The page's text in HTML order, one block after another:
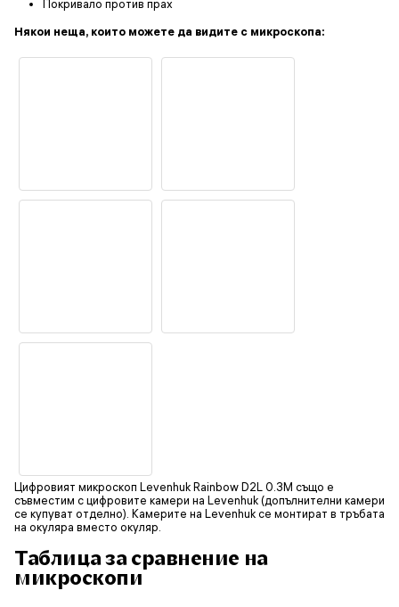
Покривало против прах
Някои неща, които можете да видите с микроскопа:
Цифровият микроскоп Levenhuk Rainbow D2L 0.3M също е
съвместим с цифровите камери на Levenhuk (допълнителни камери
се купуват отделно). Камерите на Levenhuk се монтират в тръбата
на окуляра вместо окуляр.
Таблица за сравнение на
микроскопи